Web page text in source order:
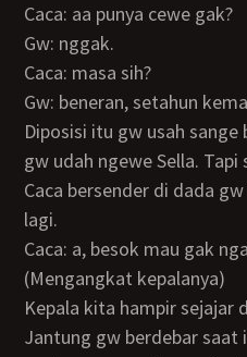
Caca: aa punya cewe gak?
Gw: nggak.
Caca: masa sih?
Gw: beneran, setahun
Diposisi itu gw usah sange banget padahal paginya
gw udah ngewe Sella.
Caca bersender di dada
lagi.
Caca: a, besok mau gak nganter aku ke kostan?
(Mengangkat kepalanya)
Kepala kita hampir sejajar dan jaraknya deket banget.
Jantung gw berdebar saat